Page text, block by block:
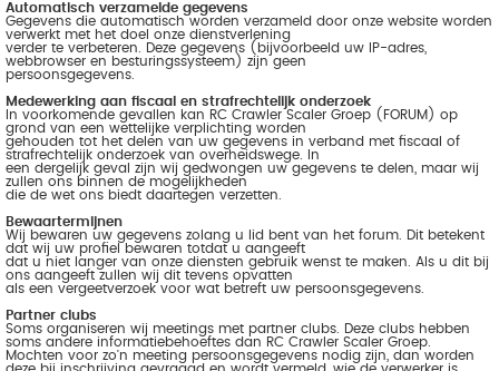
Automatisch verzamelde gegevens
Gegevens die automatisch worden verzameld door onze website worden
verwerkt met het doel onze dienstverlening
verder te verbeteren. Deze gegevens (bijvoorbeeld uw IP-adres,
webbrowser en besturingssysteem) zijn geen
persoonsgegevens.
Medewerking aan fiscaal en strafrechtelijk onderzoek
In voorkomende gevallen kan RC Crawler Scaler Groep (FORUM) op
grond van een wettelijke verplichting worden
gehouden tot het delen van uw gegevens in verband met fiscaal of
strafrechtelijk onderzoek van overheidswege. In
een dergelijk geval zijn wij gedwongen uw gegevens te delen, maar wij
zullen ons binnen de mogelijkheden
die de wet ons biedt daartegen verzetten.
Bewaartermijnen
Wij bewaren uw gegevens zolang u lid bent van het forum. Dit betekent
dat wij uw profiel bewaren totdat u aangeeft
dat u niet langer van onze diensten gebruik wenst te maken. Als u dit bij
ons aangeeft zullen wij dit tevens opvatten
als een vergeetverzoek voor wat betreft uw persoonsgegevens.
Partner clubs
Soms organiseren wij meetings met partner clubs. Deze clubs hebben
soms andere informatiebehoeftes dan RC Crawler Scaler Groep.
Mochten voor zo'n meeting persoonsgegevens nodig zijn, dan worden